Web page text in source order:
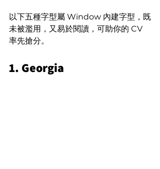
以下五種字型屬 Window 內建字型，既
未被濫用，又易於閱讀，可助你的 CV
率先搶分。
1. Georgia